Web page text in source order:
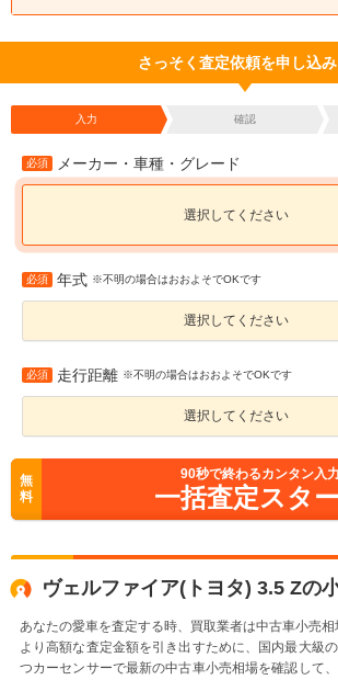
さっそく査定依頼を申し込み
入力 確認
必須 メーカー・車種・グレード
選択してください
必須 年式 ※不明の場合はおおよそでOKです
選択してください
必須 走行距離 ※不明の場合はおおよそでOKです
選択してください
無
料
90秒で終わるカンタン入力
一括査定スタ
ヴェルファイア(トヨタ) 3.5 Zの
あなたの愛車を査定する時、買取業者は中古車小売相
より高額な査定金額を引き出すために、国内最大級
つカーセンサーで最新の中古車小売相場を確認して